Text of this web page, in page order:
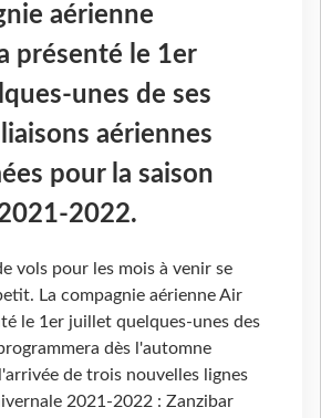
aérienne
présenté le 1er
unes de ses
aériennes
pour la saison
2022.
vols pour les mois à venir se
La compagnie aérienne Air
le 1er juillet quelques-unes des
dès l'automne
de trois nouvelles lignes
2021-2022 : Zanzibar